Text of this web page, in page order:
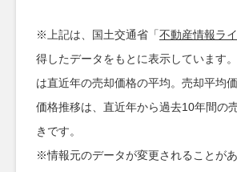
※上記は、国土交通省「不動産情報ラ
得したデータをもとに表示しています
は直近年の売却価格の平均。売却平均
価格推移は、直近年から過去10年間の
きです。
※情報元のデータが変更されることが